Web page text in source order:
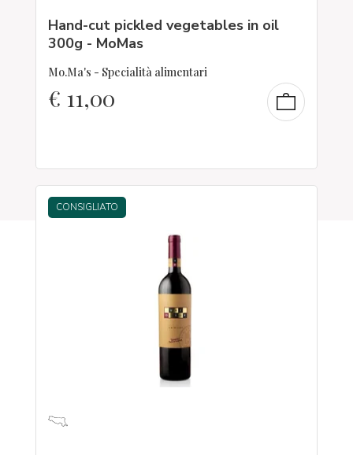
Hand-cut pickled vegetables in oil
300g - MoMas
Mo.Ma's - Specialità alimentari
€ 11,00
CONSIGLIATO